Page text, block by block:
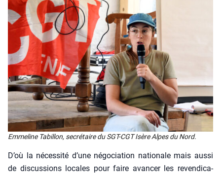
Emme­line Tabillon, secré­taire du SGT-CGT Isère Alpes du Nord.
D’où la néces­si­té d’une négo­cia­tion natio­nale mais aus­si
de dis­cus­sions locales pour faire avan­cer les reven­di­ca­